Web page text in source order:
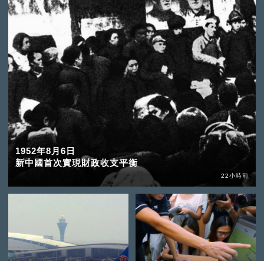
1952年8月6日
新中國首次實現財政收支平衡
22小時前